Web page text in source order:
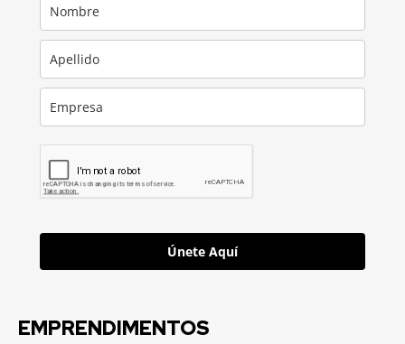
Únete Aquí
EMPRENDIMENTOS